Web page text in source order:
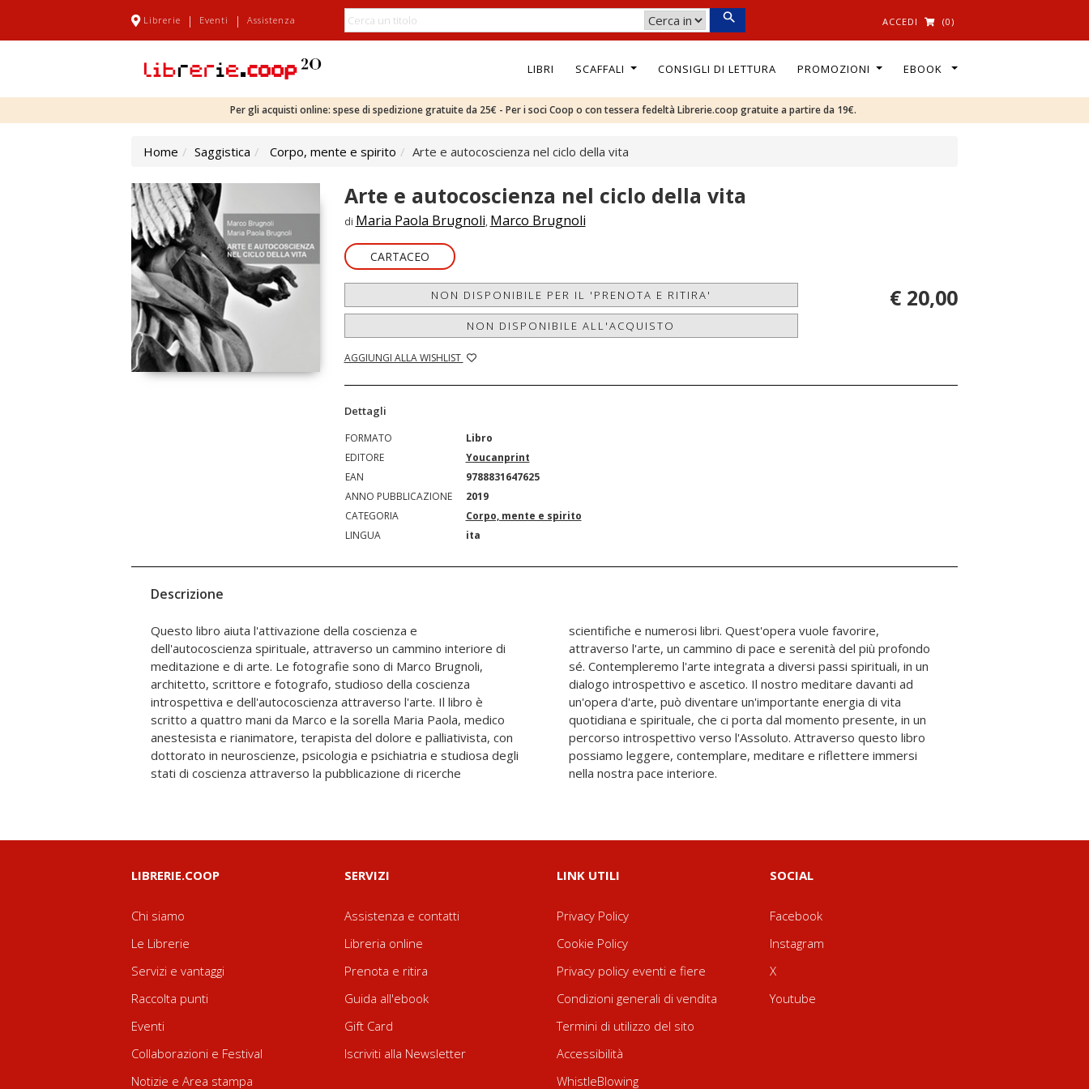
Librerie | Eventi | Assistenza ACCEDI (0)
LIBRI SCAFFALI CONSIGLI DI LETTURA PROMOZIONI EBOOK
Per gli acquisti online: spese di spedizione gratuite da 25€ - Per i soci Coop o con tessera fedeltà Librerie.coop gratuite a partire da 19€.
Home Saggistica Corpo, mente e spirito Arte e autocoscienza nel ciclo della vita
Arte e autocoscienza nel ciclo della vita
di Maria Paola Brugnoli, Marco Brugnoli
CARTACEO
NON DISPONIBILE PER IL 'PRENOTA E RITIRA'
NON DISPONIBILE ALL'ACQUISTO
AGGIUNGI ALLA WISHLIST
€ 20,00
Dettagli
FORMATO
Libro
EDITORE
Youcanprint
EAN
9788831647625
ANNO PUBBLICAZIONE
2019
CATEGORIA
Corpo, mente e spirito
LINGUA
ita
Descrizione
Questo libro aiuta l'attivazione della coscienza e
dell'autocoscienza spirituale, attraverso un cammino interiore di
meditazione e di arte. Le fotografie sono di Marco Brugnoli,
architetto, scrittore e fotografo, studioso della coscienza
introspettiva e dell'autocoscienza attraverso l'arte. Il libro è
scritto a quattro mani da Marco e la sorella Maria Paola, medico
anestesista e rianimatore, terapista del dolore e palliativista, con
dottorato in neuroscienze, psicologia e psichiatria e studiosa degli
stati di coscienza attraverso la pubblicazione di ricerche
scientifiche e numerosi libri. Quest'opera vuole favorire,
attraverso l'arte, un cammino di pace e serenità del più profondo
sé. Contempleremo l'arte integrata a diversi passi spirituali, in un
dialogo introspettivo e ascetico. Il nostro meditare davanti ad
un'opera d'arte, può diventare un'importante energia di vita
quotidiana e spirituale, che ci porta dal momento presente, in un
percorso introspettivo verso l'Assoluto. Attraverso questo libro
possiamo leggere, contemplare, meditare e riflettere immersi
nella nostra pace interiore.
LIBRERIE.COOP
Chi siamo
Le Librerie
Servizi e vantaggi
Raccolta punti
Eventi
Collaborazioni e Festival
Notizie e Area stampa
SERVIZI
Assistenza e contatti
Libreria online
Prenota e ritira
Guida all'ebook
Gift Card
Iscriviti alla Newsletter
LINK UTILI
Privacy Policy
Cookie Policy
Privacy policy eventi e fiere
Condizioni generali di vendita
Termini di utilizzo del sito
Accessibilità
WhistleBlowing
SOCIAL
Facebook
Instagram
X
Youtube